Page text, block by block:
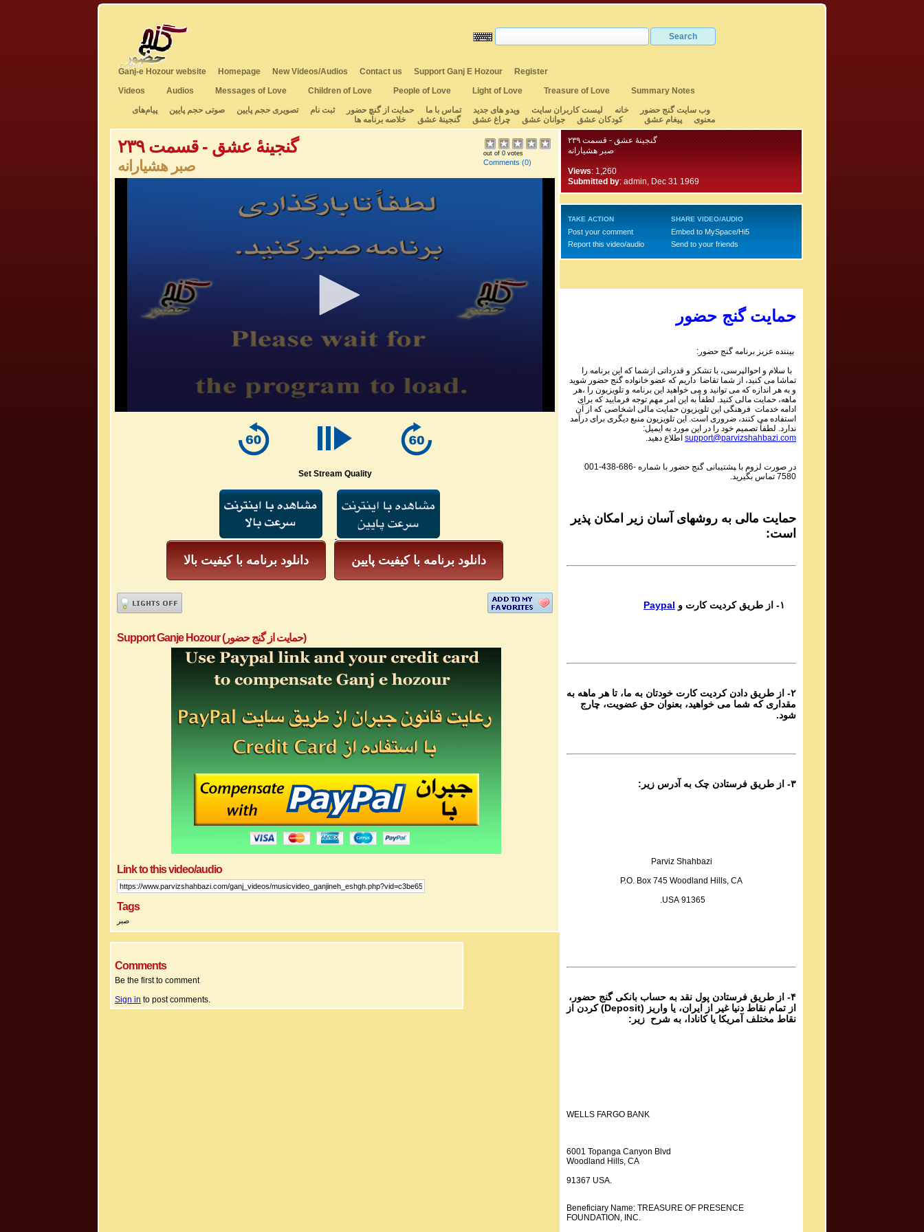
Ganj-e Hozour website Homepage New Videos/Audios Contact us Support Ganj E Hozour
Register
Videos
Audios Messages of Love Children of Love People of Love Light of Love Treasure of Love
Summary Notes
وب سایت گنج حضور
خانه لیست کاربران سایت ویدو های جدید تماس با ما حمایت از گنچ حضور ثبت نام تصویری حجم پایین صوتی حجم پایین
پیام‌های
معنوی
پیغام عشق کودکان عشق جوانان عشق چراغ عشق گنجینهٔ عشق خلاصه برنامه ها
گنجینهٔ عشق - قسمت ۲۳۹
صبر هشیارانه
out of 0 votes
Comments (0)
Set Stream Quality
دانلود برنامه با کیفیت بالا دانلود برنامه با کیفیت پایین
Support Ganje Hozour (حمایت از گنج حضور)
Link to this video/audio
Tags
صبر
Comments
Be the first to comment
Sign in to post comments.
گنجینهٔ عشق - قسمت ۲۳۹
صبر هشیارانه
Views: 1,260
Submitted by: admin, Dec 31 1969
TAKE ACTION
Post your comment
Report this video/audio
SHARE VIDEO/AUDIO
Embed to MySpace/Hi5
Send to your friends
حمایت گنج حضور
بیننده عزیز برنامه گنج حضور:
با سلام و احوالپرسی، با تشکر و قدردانی ازشما که این برنامه را
تماشا می کنید، از شما تقاضا داریم که عضو خانواده گنج حضور شوید
و به هر اندازه که می توانید و می خواهید این برنامه و تلویزیون را ،هر
ماهه، حمایت مالی کنید. لطفاً به این امر مهم توجه فرمایید که برای
ادامه خدمات فرهنگی این تلویزیون حمایت مالی اشخاصی که از آن
استفاده می کنند، ضروری است. این تلویزیون منبع دیگری برای درآمد
ندارد. لطفاً تصمیم خود را در این مورد به ایمیل:
support@parvizshahbazi.com اطلاع دهید.
در صورت لزوم با ‍پشتیبانی گنج حضور با شماره 001-438-686-
7580 تماس بگیرید.
حمایت مالی به روشهای آسان زیر امکان پذیر
است:
Paypal
۲- از طریق دادن کردیت کارت خودتان به ما، تا هر ماهه به
مقداری که شما می خواهید، بعنوان حق عضویت، چارج
شود.
۳- از طریق فرستادن چک به آدرس زیر:
Parviz Shahbazi
P.O. Box 745 Woodland Hills, CA
91365 USA.
۴- از طریق فرستادن پول نقد به حساب بانکی گنج حضور،
از تمام نقاط دنیا غیر از ایران، یا واریز (Deposit) کردن از
نقاط مختلف آمریکا یا کانادا، به شرح زیر:
WELLS FARGO BANK
6001 Topanga Canyon Blvd
Woodland Hills, CA
91367 USA.
Beneficiary Name: TREASURE OF PRESENCE
FOUNDATION, INC.